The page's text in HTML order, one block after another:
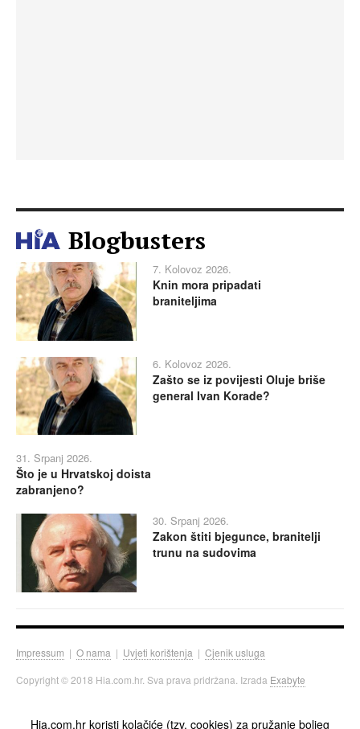
Blogbusters
7. Kolovoz 2026.
Knin mora pripadati
braniteljima
6. Kolovoz 2026.
Zašto se iz povijesti Oluje briše
general Ivan Korade?
31. Srpanj 2026.
Što je u Hrvatskoj doista
zabranjeno?
30. Srpanj 2026.
Zakon štiti bjegunce, branitelji
trunu na sudovima
Impressum | O nama | Uvjeti korištenja | Cjenik usluga
Copyright © 2018 Hia.com.hr. Sva prava pridržana. Izrada Exabyte
Hia.com.hr koristi kolačiće (tzv. cookies) za pružanje boljeg